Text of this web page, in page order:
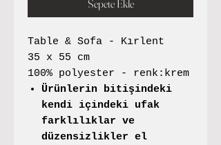
Sepete Ekle
Table & Sofa - Kırlent
35 x 55 cm
100% polyester - renk:krem
Ürünlerin bitişindeki
kendi içindeki ufak
farklılıklar ve
düzensizlikler el